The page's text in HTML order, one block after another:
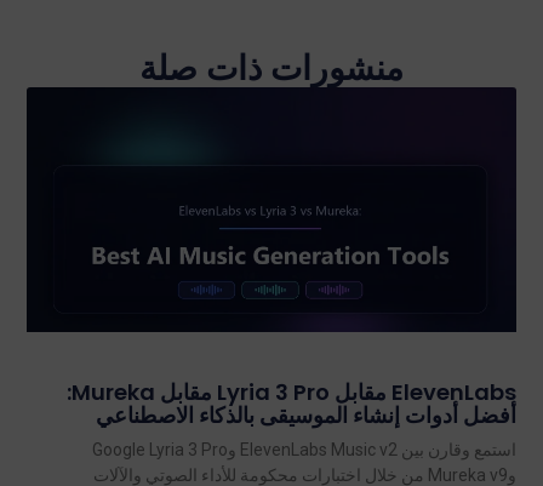
منشورات ذات صلة
ElevenLabs مقابل Lyria 3 Pro مقابل Mureka:
أفضل أدوات إنشاء الموسيقى بالذكاء الاصطناعي
استمع وقارن بين ElevenLabs Music v2 وGoogle Lyria 3 Pro
وMureka v9 من خلال اختبارات محكومة للأداء الصوتي والآلات